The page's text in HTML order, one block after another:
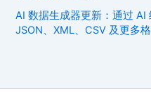
AI 数据生成器更新：通过 AI
JSON、XML、CSV 及更多